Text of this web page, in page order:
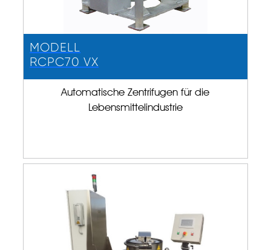
MODELL
RCPC70 VX
Automatische Zentrifugen für die
Lebensmittelindustrie